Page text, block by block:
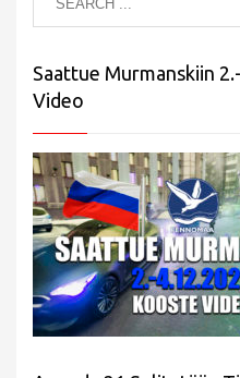
Saattue Murmanskiin
Video